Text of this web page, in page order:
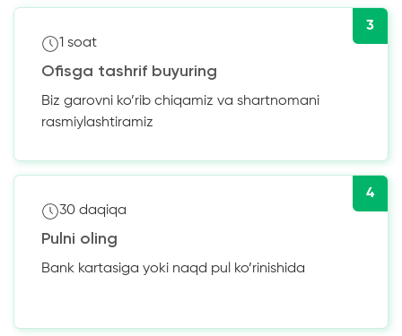
3
1 soat
Ofisga tashrif buyuring
Biz garovni ko’rib chiqamiz va shartnomani
rasmiylashtiramiz
4
30 daqiqa
Pulni oling
Bank kartasiga yoki naqd pul ko’rinishida